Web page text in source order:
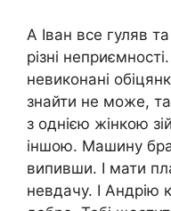
А Іван все гуляв
різні
невиконані
знайти не може,
з однією жінкою
іншою. Машину
випивши. І мати
невдачу. І Андрію